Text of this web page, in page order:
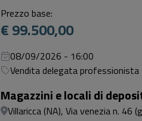
Prezzo base:
€ 99.500,00
08/09/2026 - 16:00
Vendita delegata professionista
Magazzini e locali di
Villaricca (NA), Via venezia n. 46